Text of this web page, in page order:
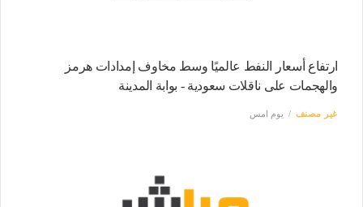
ارتفاع أسعار النفط عالميًا وسط مخاوف إمدادات هرمز
والهجمات على ناقلات سعودية - بوابة المدينة
غير مصنف يوم امس